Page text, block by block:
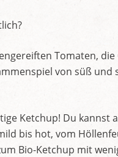
Tomaten,
von süß und
Ketchup! Du
bis hot, vom
Bio-Ketchup mit